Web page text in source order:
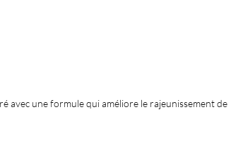
avec une formule qui améliore le rajeunissement de